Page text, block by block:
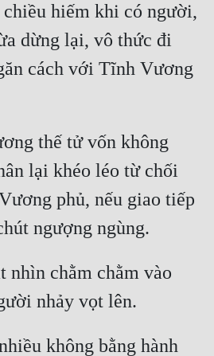
hiếm khi có người,
dừng lại, vô thức đi
cách với Tĩnh Vương
thế tử vốn không
lại khéo léo từ chối
phủ, nếu giao tiếp
nhìn chằm chằm vào
không bằng hành